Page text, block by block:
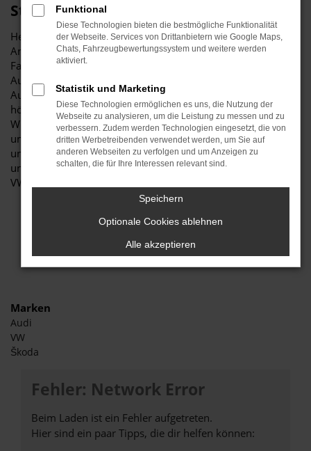
Stiglmayr
Herzlich willkommen bei Autohaus Stiglmayr – Ihre erste
Anlaufstelle für exzellente VW T7 Multivan Neuwagen
Fahrzeuge für Freising und Umgebung! Unser renommiertes
Autohaus ist stolz darauf, Ihnen eine herausragende
Auswahl an VW T7 Multivan Neuwagen zu präsentieren, die
höchste Standards in Sachen Qualität und Leistung erfüllen.
Wir sind seit Jahren Ihr vertrauenswürdiger Partner, wenn es
um erstklassige Automobile geht. Erfahren Sie mehr über
unsere beeindruckende VW T7 Multivan Neuwagen Flotte
und warum Autohaus Stiglmayr die bevorzugte Adresse für
VW T7 Multivan Neuwagen Liebhaber ist.
Marken
Audi
VW
Škoda
Fehler: Network Error
Beim Laden ist ein Fehler aufgetreten.
Hier sind ein paar Tipps, die dir helfen können:
Funktional
Diese Technologien bieten die bestmögliche Funktionalität
der Webseite. Services von Drittanbietern wie Google Maps,
Chats, Fahrzeugbewertungssystem und weitere werden
aktiviert.
Statistik und Marketing
Diese Technologien ermöglichen es uns, die Nutzung der
Webseite zu analysieren, um die Leistung zu messen und zu
verbessern. Zudem werden Technologien eingesetzt, die von
dritten Werbetreibenden verwendet werden, um Sie auf
anderen Webseiten zu verfolgen und um Anzeigen zu
schalten, die für Ihre Interessen relevant sind.
Speichern
Optionale Cookies ablehnen
Alle akzeptieren